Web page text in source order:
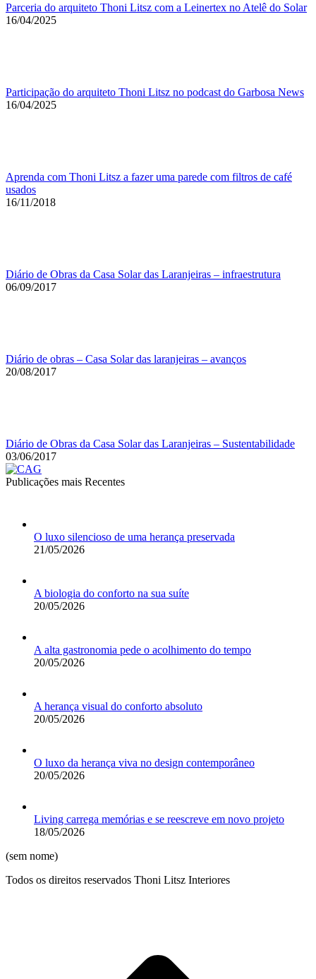
Parceria do arquiteto Thoni Litsz com a Leinertex no Atelê do Solar
16/04/2025
Participação do arquiteto Thoni Litsz no podcast do Garbosa News
16/04/2025
Aprenda com Thoni Litsz a fazer uma parede com filtros de café
usados
16/11/2018
Diário de Obras da Casa Solar das Laranjeiras – infraestrutura
06/09/2017
Diário de obras – Casa Solar das laranjeiras – avanços
20/08/2017
Diário de Obras da Casa Solar das Laranjeiras – Sustentabilidade
03/06/2017
Publicações mais Recentes
O luxo silencioso de uma herança preservada
21/05/2026
A biologia do conforto na sua suíte
20/05/2026
A alta gastronomia pede o acolhimento do tempo
20/05/2026
A herança visual do conforto absoluto
20/05/2026
O luxo da herança viva no design contemporâneo
20/05/2026
Living carrega memórias e se reescreve em novo projeto
18/05/2026
(sem nome)
Todos os direitos reservados Thoni Litsz Interiores